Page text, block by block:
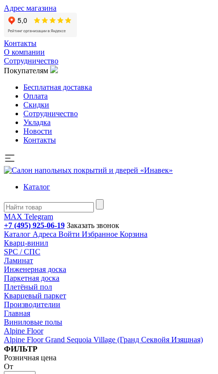
Адрес магазина
Контакты
О компании
Сотрудничество
Покупателям
Бесплатная доставка
Оплата
Скидки
Сотрудничество
Укладка
Новости
Контакты
Каталог
MAX Telegram
+7 (495) 925-06-19 Заказать звонок
Каталог Адреса Войти Избранное Корзина
Кварц-винил
SPC / СПС
Ламинат
Инженерная доска
Паркетная доска
Плетёный пол
Кварцевый паркет
Производителии
Главная
Виниловые полы
Alpine Floor
Alpine Floor Grand Sequoia Village (Гранд Секвойя Изящная)
Подбор параметров
ФИЛЬТР
Розничная цена
От